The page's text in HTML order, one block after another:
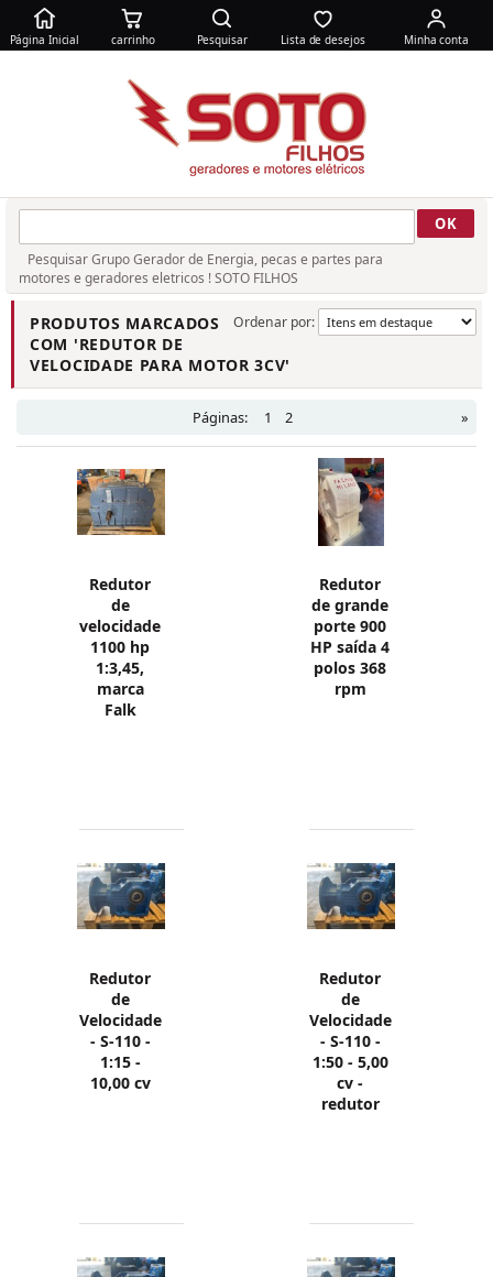
Página Inicial carrinho Pesquisar Lista de desejos Minha conta
Pesquisar Grupo Gerador de Energia, pecas e partes para
motores e geradores eletricos ! SOTO FILHOS
Ordenar por:
PRODUTOS MARCADOS
COM 'REDUTOR DE
VELOCIDADE PARA MOTOR 3CV'
»
Páginas: 1 2
Redutor
de
velocidade
1100 hp
1:3,45,
marca
Falk
Redutor
de grande
porte 900
HP saída 4
polos 368
rpm
Redutor
de
Velocidade
- S-110 -
1:15 -
10,00 cv
Redutor
de
Velocidade
- S-110 -
1:50 - 5,00
cv -
redutor